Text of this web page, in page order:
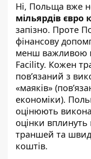
Ні, Польща вже
мільярдів євро
запізно. Проте
фінансову
менш важливою
Facility. Кожен
повʼязаний з
«маяків»
економіки).
оцінюють
оцінки
траншей та
коштів.